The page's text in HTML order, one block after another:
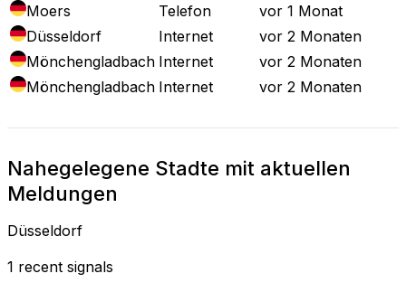
Moers
Telefon
vor 1 Monat
Düsseldorf
Internet
vor 2 Monaten
Mönchengladbach Internet
vor 2 Monaten
Mönchengladbach Internet vor 2 Monaten
Nahegelegene Stadte mit aktuellen
Meldungen
Düsseldorf
1 recent signals